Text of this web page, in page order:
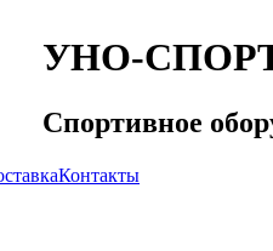
УНО-
Спортивное
Контакты